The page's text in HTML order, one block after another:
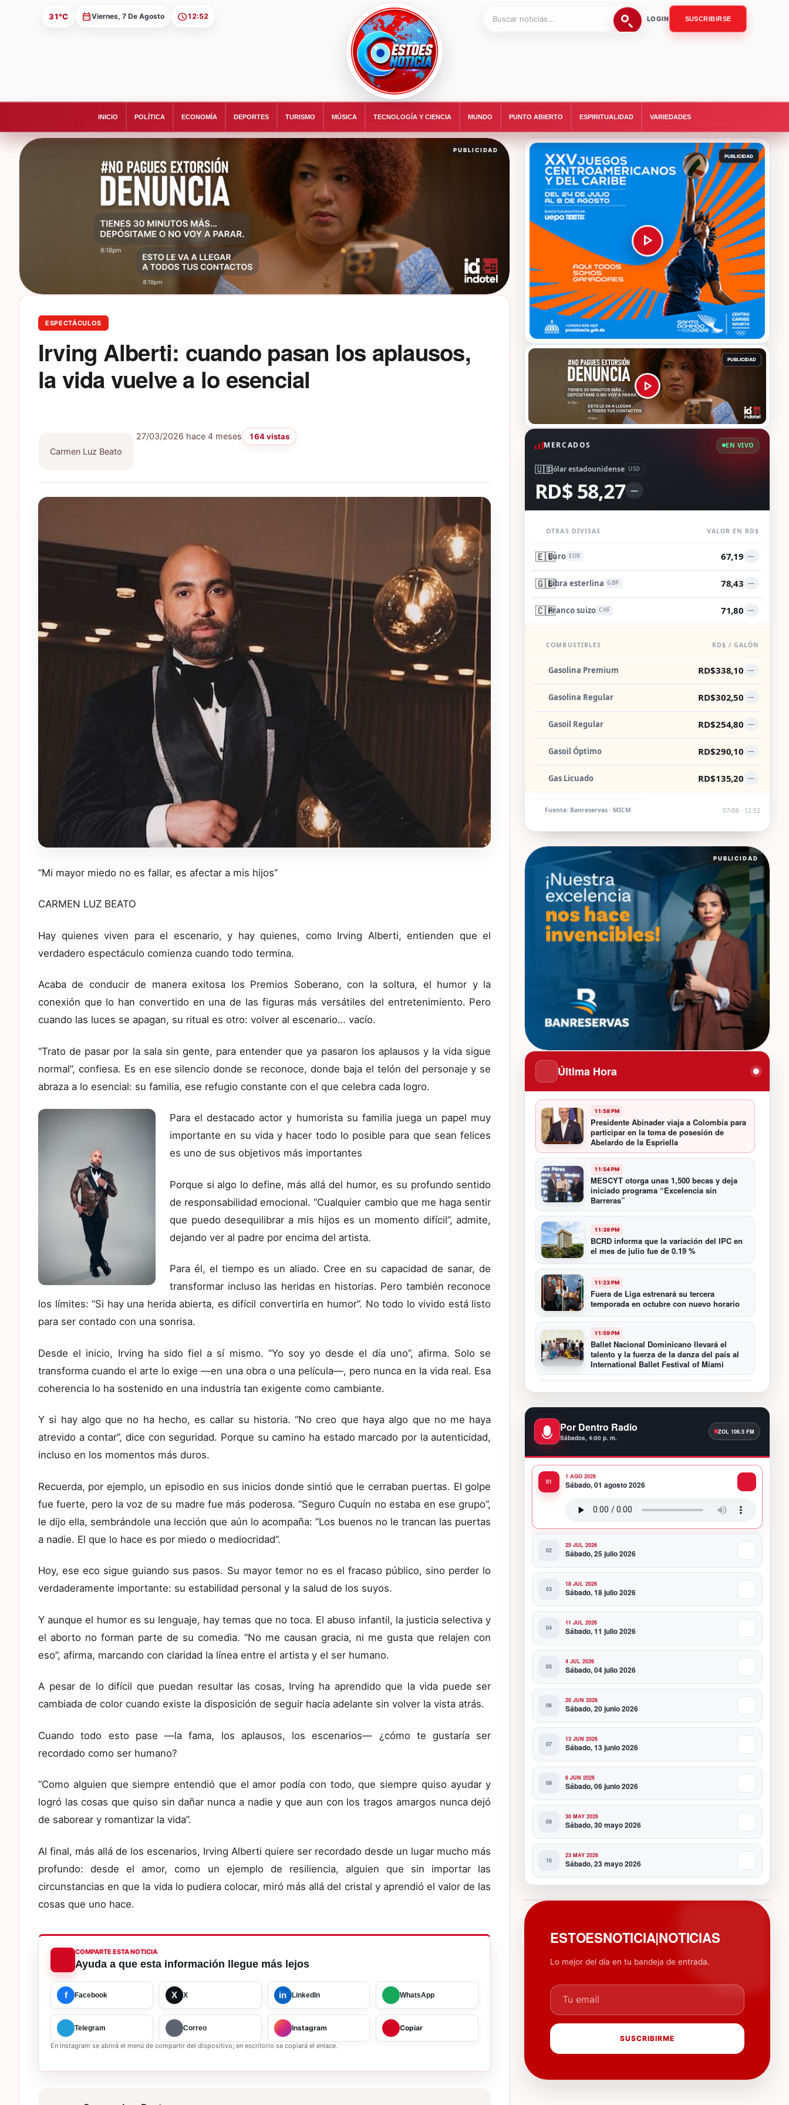
31°C Viernes, 7 De Agosto 12:52
ESTOESNOTICIA|NOTICIAS
Buscar: LOGIN SUSCRIBIRSE
INICIO POLÍTICA ECONOMÍA DEPORTES TURISMO MÚSICA TECNOLOGÍA Y CIENCIA MUNDO PUNTO ABIERTO ESPIRITUALIDAD VARIEDADES
PUBLICIDAD
ESPECTÁCULOS
Irving Alberti: cuando pasan los aplausos,
la vida vuelve a lo esencial
Carmen Luz Beato
27/03/2026 hace 4 meses 164 vistas
“Mi mayor miedo no es fallar, es afectar a mis hijos”
CARMEN LUZ BEATO
Hay quienes viven para el escenario, y hay quienes, como Irving Alberti, entienden que el
verdadero espectáculo comienza cuando todo termina.
Acaba de conducir de manera exitosa los Premios Soberano, con la soltura, el humor y la
conexión que lo han convertido en una de las figuras más versátiles del entretenimiento. Pero
cuando las luces se apagan, su ritual es otro: volver al escenario… vacío.
“Trato de pasar por la sala sin gente, para entender que ya pasaron los aplausos y la vida sigue
normal”, confiesa. Es en ese silencio donde se reconoce, donde baja el telón del personaje y se
abraza a lo esencial: su familia, ese refugio constante con el que celebra cada logro.
Para el destacado actor y humorista su familia juega un papel muy
importante en su vida y hacer todo lo posible para que sean felices
es uno de sus objetivos más importantes
Porque si algo lo define, más allá del humor, es su profundo sentido
de responsabilidad emocional. “Cualquier cambio que me haga sentir
que puedo desequilibrar a mis hijos es un momento difícil”, admite,
dejando ver al padre por encima del artista.
Para él, el tiempo es un aliado. Cree en su capacidad de sanar, de
transformar incluso las heridas en historias. Pero también reconoce
los límites: “Si hay una herida abierta, es difícil convertirla en humor”. No todo lo vivido está listo
para ser contado con una sonrisa.
Desde el inicio, Irving ha sido fiel a sí mismo. “Yo soy yo desde el día uno”, afirma. Solo se
transforma cuando el arte lo exige —en una obra o una película—, pero nunca en la vida real. Esa
coherencia lo ha sostenido en una industria tan exigente como cambiante.
Y si hay algo que no ha hecho, es callar su historia. “No creo que haya algo que no me haya
atrevido a contar”, dice con seguridad. Porque su camino ha estado marcado por la autenticidad,
incluso en los momentos más duros.
Recuerda, por ejemplo, un episodio en sus inicios donde sintió que le cerraban puertas. El golpe
fue fuerte, pero la voz de su madre fue más poderosa. “Seguro Cuquín no estaba en ese grupo”,
le dijo ella, sembrándole una lección que aún lo acompaña: “Los buenos no le trancan las puertas
a nadie. El que lo hace es por miedo o mediocridad”.
Hoy, ese eco sigue guiando sus pasos. Su mayor temor no es el fracaso público, sino perder lo
verdaderamente importante: su estabilidad personal y la salud de los suyos.
Y aunque el humor es su lenguaje, hay temas que no toca. El abuso infantil, la justicia selectiva y
el aborto no forman parte de su comedia. “No me causan gracia, ni me gusta que relajen con
eso”, afirma, marcando con claridad la línea entre el artista y el ser humano.
A pesar de lo difícil que puedan resultar las cosas, Irving ha aprendido que la vida puede ser
cambiada de color cuando existe la disposición de seguir hacia adelante sin volver la vista atrás.
Cuando todo esto pase —la fama, los aplausos, los escenarios— ¿cómo te gustaría ser
recordado como ser humano?
“Como alguien que siempre entendió que el amor podía con todo, que siempre quiso ayudar y
logró las cosas que quiso sin dañar nunca a nadie y que aun con los tragos amargos nunca dejó
de saborear y romantizar la vida”.
Al final, más allá de los escenarios, Irving Alberti quiere ser recordado desde un lugar mucho más
profundo: desde el amor, como un ejemplo de resiliencia, alguien que sin importar las
circunstancias en que la vida lo pudiera colocar, miró más allá del cristal y aprendió el valor de las
cosas que uno hace.
COMPARTE ESTA NOTICIA
Ayuda a que esta información llegue más lejos
f Facebook X X in LinkedIn WhatsApp
Telegram Correo Instagram Copiar
En Instagram se abrirá el menú de compartir del dispositivo; en escritorio se copiará el enlace.
MERCADOS EN VIVO
🇺🇸Dólar estadounidense USD
RD$ 58,27 —
OTRAS DIVISAS VALOR EN RD$
🇪🇺Euro EUR 67,19 —
🇬🇧Libra esterlina GBP 78,43 —
🇨🇭Franco suizo CHF 71,80 —
COMBUSTIBLES RD$ / GALÓN
Gasolina Premium RD$338,10 —
Gasolina Regular RD$302,50 —
Gasoil Regular RD$254,80 —
Gasoil Óptimo RD$290,10 —
Gas Licuado RD$135,20 —
Fuente: Banreservas · MICM 07/08 · 12:52
PUBLICIDAD
Última Hora
11:58 PM
Presidente Abinader viaja a Colombia para
participar en la toma de posesión de
Abelardo de la Espriella
11:54 PM
MESCYT otorga unas 1,500 becas y deja
iniciado programa “Excelencia sin
Barreras”
11:39 PM
BCRD informa que la variación del IPC en
el mes de julio fue de 0.19 %
11:23 PM
Fuera de Liga estrenará su tercera
temporada en octubre con nuevo horario
11:59 PM
Ballet Nacional Dominicano llevará el
talento y la fuerza de la danza del país al
International Ballet Festival of Miami
11:55 PM
Hospiten Santo Domingo destaca el valor
Banreservas recibe nuevamente la máxima
calificación crediticia AAA.do de Moody’s
Local RD con perspectiva Estable
10:51 PM
Producciones Panda Rosa anuncia su
nueva puesta en escena: “PARADISO”
Por Dentro Radio
Sábados, 4:00 p. m.
1 AGO 2026
Sábado, 01 agosto 2026
25 JUL 2026
Sábado, 25 julio 2026
18 JUL 2026
Sábado, 18 julio 2026
11 JUL 2026
Sábado, 11 julio 2026
4 JUL 2026
Sábado, 04 julio 2026
20 JUN 2026
Sábado, 20 junio 2026
13 JUN 2026
Sábado, 13 junio 2026
6 JUN 2026
Sábado, 06 junio 2026
30 MAY 2026
Sábado, 30 mayo 2026
23 MAY 2026
Sábado, 23 mayo 2026
ESTOESNOTICIA|NOTICIAS
Lo mejor del día en tu bandeja de entrada.
Tu email
SUSCRIBIRME